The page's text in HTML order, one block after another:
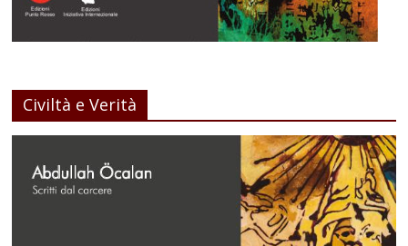
Civiltà e Verità